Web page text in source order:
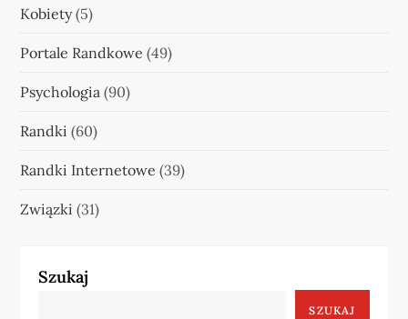
Kobiety(5)
Portale Randkowe (49)
Psychologia (90)
Randki (60)
Randki Internetowe (39)
Związki (31)
Szukaj
SZUKAJ